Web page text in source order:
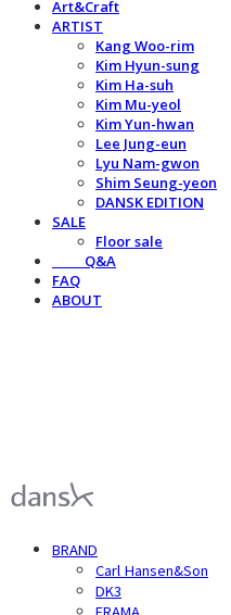
Art&Craft
ARTIST
Kang Woo-rim
Kim Hyun-sung
Kim Ha-suh
Kim Mu-yeol
Kim Yun-hwan
Lee Jung-eun
Lyu Nam-gwon
Shim Seung-yeon
DANSK EDITION
SALE
Floor sale
⠀⠀⠀Q&A
FAQ
ABOUT
BRAND
Carl Hansen&Son
DK3